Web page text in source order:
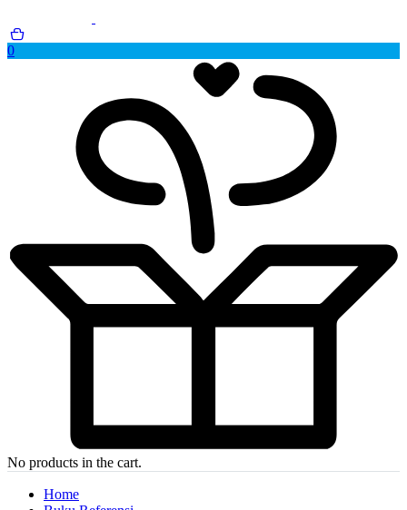
0
No products in the cart.
Home